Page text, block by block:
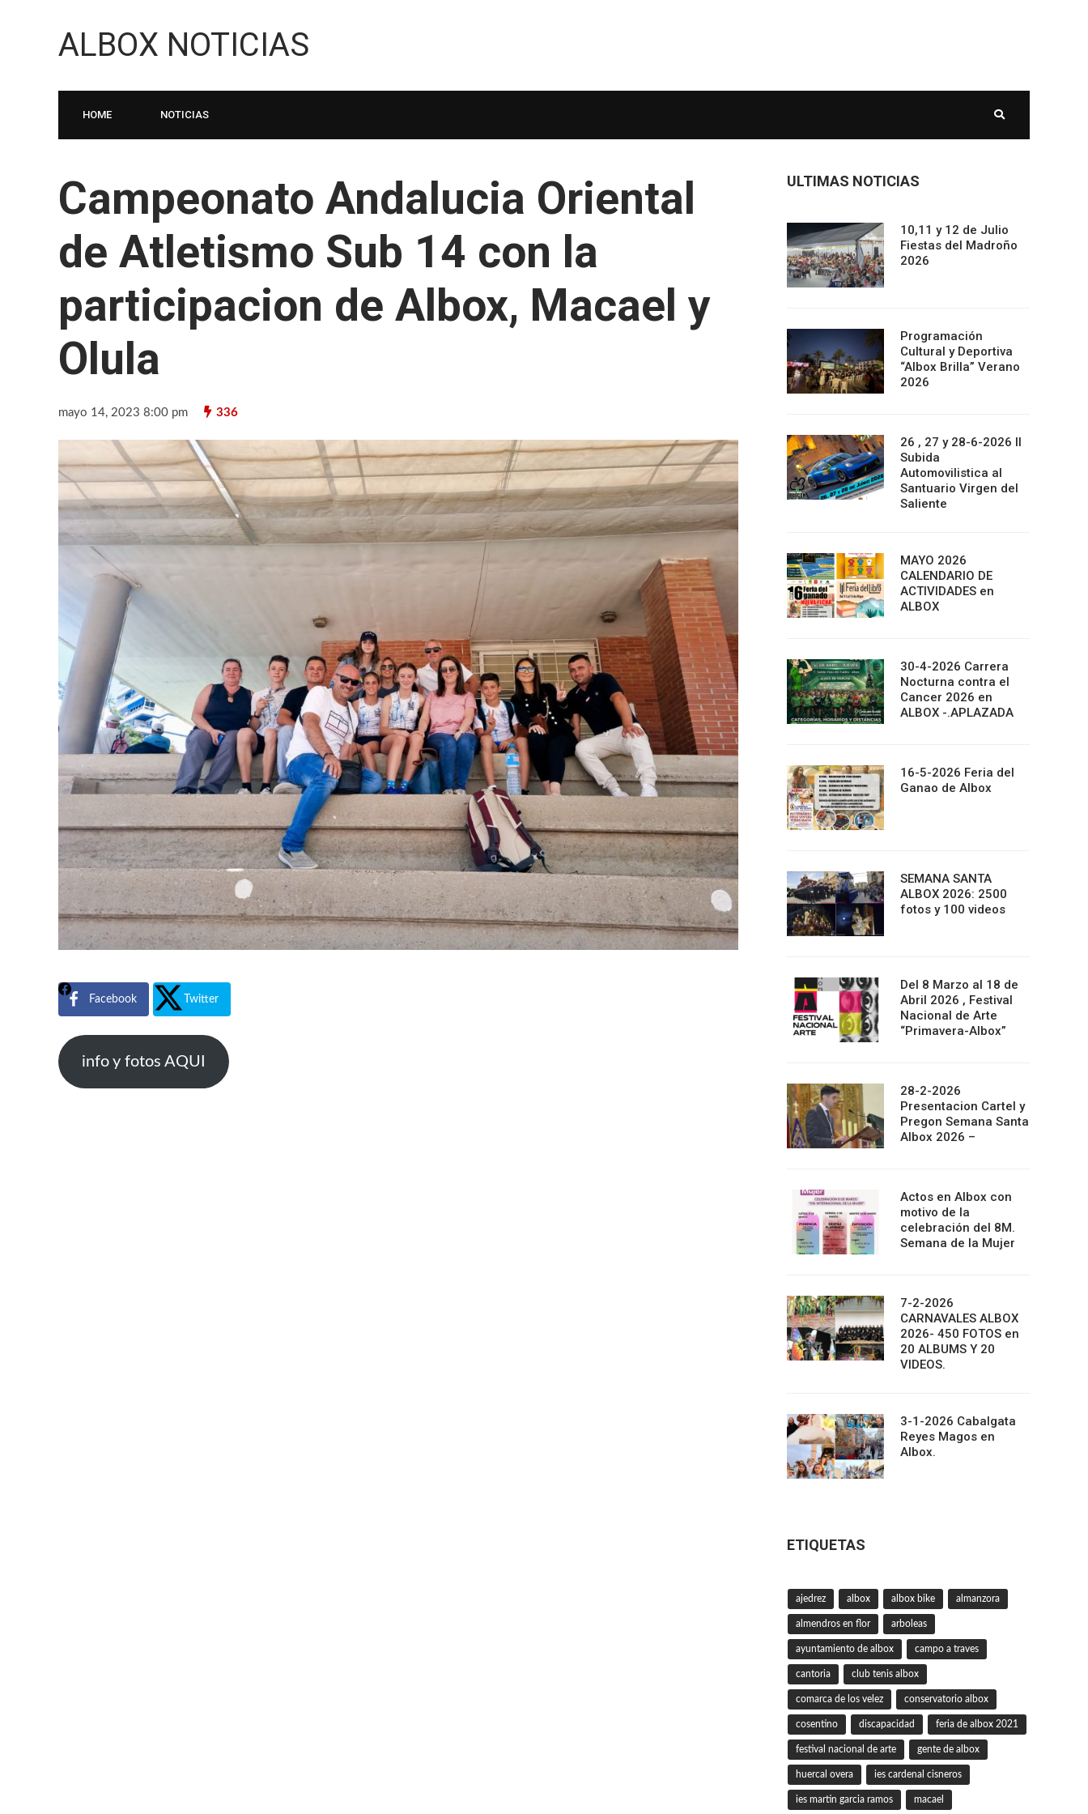
ALBOX NOTICIAS
HOME NOTICIAS
Campeonato Andalucia Oriental
de Atletismo Sub 14 con la
participacion de Albox, Macael y
Olula
mayo 14, 2023 8:00 pm 336
Facebook Twitter
info y fotos AQUI
ULTIMAS NOTICIAS
10,11 y 12 de Julio
Fiestas del Madroño
2026
Programación
Cultural y Deportiva
“Albox Brilla” Verano
2026
26 , 27 y 28-6-2026 II
Subida
Automovilistica al
Santuario Virgen del
Saliente
MAYO 2026
CALENDARIO DE
ACTIVIDADES en
ALBOX
30-4-2026 Carrera
Nocturna contra el
Cancer 2026 en
ALBOX -.APLAZADA
16-5-2026 Feria del
Ganao de Albox
SEMANA SANTA
ALBOX 2026: 2500
fotos y 100 videos
Del 8 Marzo al 18 de
Abril 2026 , Festival
Nacional de Arte
“Primavera-Albox”
28-2-2026
Presentacion Cartel y
Pregon Semana Santa
Albox 2026 –
Actos en Albox con
motivo de la
celebración del 8M.
Semana de la Mujer
7-2-2026
CARNAVALES ALBOX
2026- 450 FOTOS en
20 ALBUMS Y 20
VIDEOS.
3-1-2026 Cabalgata
Reyes Magos en
Albox.
ETIQUETAS
ajedrez albox albox bike almanzora
almendros en flor arboleas
ayuntamiento de albox campo a traves
cantoria club tenis albox
comarca de los velez conservatorio albox
cosentino discapacidad feria de albox 2021
festival nacional de arte gente de albox
huercal overa ies cardenal cisneros
ies martin garcia ramos macael